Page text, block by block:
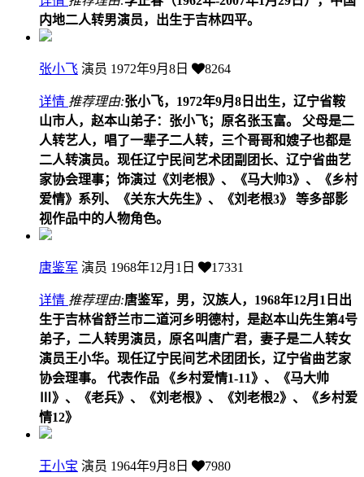
内地二人转男演员，出生于吉林四平。
张小飞 演员 1972年9月8日 8264
详情 推荐理由:张小飞，1972年9月8日出生，辽宁省鞍
山市人，赵本山弟子：张小飞；原名张玉富。 父母是二
人转艺人，唱了一辈子二人转，三个哥哥和嫂子也都是
二人转演员。现任辽宁民间艺术团副团长、辽宁省曲艺
家协会理事；饰演过《刘老根》、《马大帅3》、《乡村
爱情》系列、《关东大先生》、《刘老根3》 等多部影
视作品中的人物角色。
唐鉴军 演员 1968年12月1日 17331
详情 推荐理由:唐鉴军，男，汉族人，1968年12月1日出
生于吉林省舒兰市二道河乡明德村，是赵本山先生第4号
弟子，二人转男演员，原名叫唐广君，妻子是二人转女
演员王小华。现任辽宁民间艺术团团长，辽宁省曲艺家
协会理事。 代表作品 《乡村爱情1-11》、《马大帅
Ⅲ》、《老兵》、《刘老根》、《刘老根2》、《乡村爱
情12》
王小宝 演员 1964年9月8日 7980